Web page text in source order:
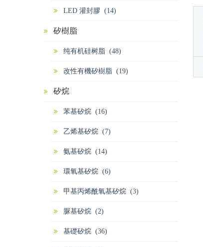
LED 灌封膠 (14)
矽樹脂
纯有机硅树脂 (48)
改性有機矽樹脂 (19)
矽烷
苯基矽烷 (16)
乙烯基矽烷 (7)
氨基矽烷 (14)
環氧基矽烷 (6)
甲基丙烯酰氧基矽烷 (3)
脲基矽烷 (2)
基礎矽烷 (36)